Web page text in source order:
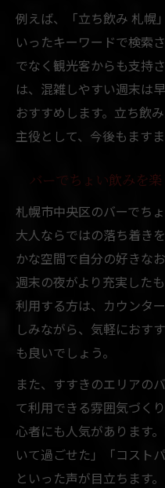
例えば、「立ち飲み 札幌
いったキーワードで検索
でなく観光客からも支持
は、混雑しやすい週末は
おすすめします。立ち飲
主役として、今後もます
バーでちょい飲みを
札幌市中央区のバーでち
大人ならではの落ち着き
かな空間で自分の好きな
週末の夜がより充実した
利用する方は、カウンタ
しみながら、気軽におす
も良いでしょう。
また、すすきのエリアの
て利用できる雰囲気づく
心者にも人気があります
いて過ごせた」「コスト
といった声が目立ちます